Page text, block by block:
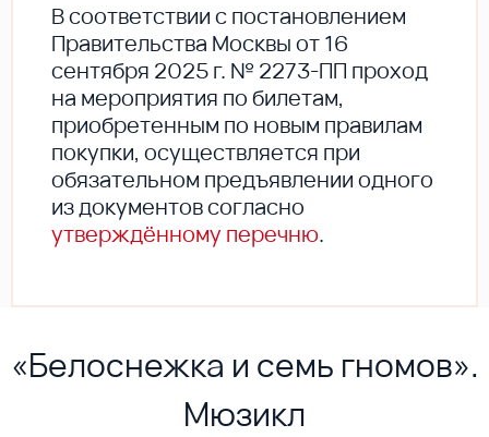
В соответствии с постановлением
Правительства Москвы от 16
сентября 2025 г. № 2273-ПП проход
на мероприятия по билетам,
приобретенным по новым правилам
покупки, осуществляется при
обязательном предъявлении одного
из документов согласно
утверждённому перечню.
«Белоснежка и семь гномов».
Мюзикл